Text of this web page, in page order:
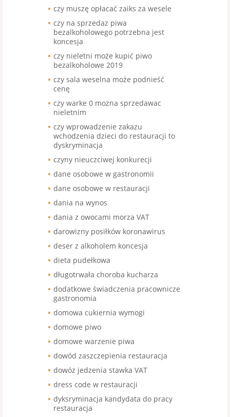
czy muszę opłacać zaiks za wesele
czy na sprzedaz piwa
bezalkoholowego potrzebna jest
koncesja
czy nieletni może kupić piwo
bezalkoholowe 2019
czy sala weselna może podnieść
cenę
czy warke 0 mozna sprzedawac
nieletnim
czy wprowadzenie zakazu
wchodzenia dzieci do restauracji to
dyskryminacja
czyny nieuczciwej konkurecji
dane osobowe w gastronomii
dane osobowe w restauracji
dania na wynos
dania z owocami morza VAT
darowizny posiłków koronawirus
deser z alkoholem koncesja
dieta pudełkowa
długotrwała choroba kucharza
dodatkowe świadczenia pracownicze
gastronomia
domowa cukiernia wymogi
domowe piwo
domowe warzenie piwa
dowód zaszczepienia restauracja
dowóz jedzenia stawka VAT
dress code w restauracji
dyksryminacja kandydata do pracy
restauracja